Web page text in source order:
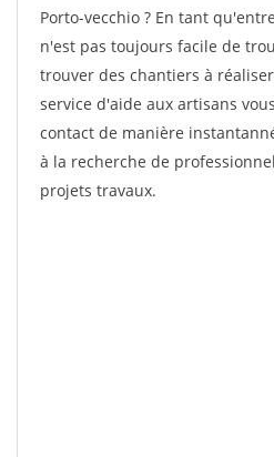
Porto-vecchio ? En tant
n'est pas toujours facile de
trouver des chantiers à
service d'aide aux artisans
contact de manière
à la recherche de
projets travaux.